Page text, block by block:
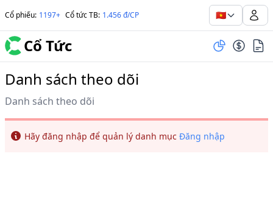
Cổ phiếu: 1197+ Cổ tức TB: 1.456 đ/CP 🇻🇳
Cổ Tức
Danh sách theo dõi
Danh sách theo dõi
Info
Hãy đăng nhập để quản lý danh mục Đăng nhập